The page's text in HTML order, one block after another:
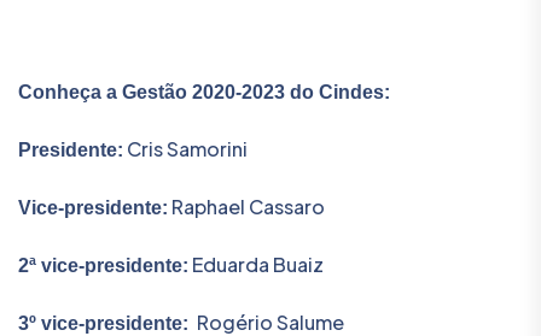
Conheça a Gestão 2020-2023 do Cindes:
Presidente: Cris Samorini
Vice-presidente: Raphael Cassaro
2ª vice-presidente: Eduarda Buaiz
3º vice-presidente: Rogério Salume